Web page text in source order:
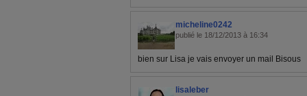
micheline0242
publié le 18/12/2013 à 16:34
bien sur Lisa je vais envoyer un mail Bisous
lisaleber